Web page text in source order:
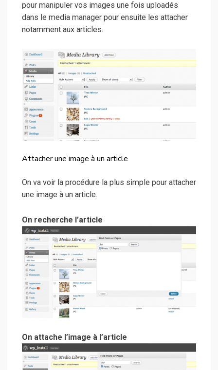
pour manipuler vos images une fois uploadés
dans le media manager pour ensuite les attacher
notamment aux articles.
Attacher une image à un article
On va voir la procédure la plus simple pour attacher
une image à un article.
On recherche l’article
On attache l’image à l’article